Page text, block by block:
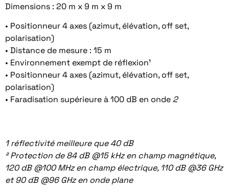
Dimensions : 20 m x 9 m x 9 m
• Positionneur 4 axes (azimut, élévation, off set,
polarisation)
• Distance de mesure : 15 m
• Environnement exempt de réflexion¹
• Positionneur 4 axes (azimut, élévation, off set,
polarisation)
• Faradisation supérieure à 100 dB en onde 2
1 réflectivité meilleure que 40 dB
² Protection de 84 dB @15 kHz en champ magnétique,
120 dB @100 MHz en champ électrique, 110 dB @36 GHz
et 90 dB @96 GHz en onde plane